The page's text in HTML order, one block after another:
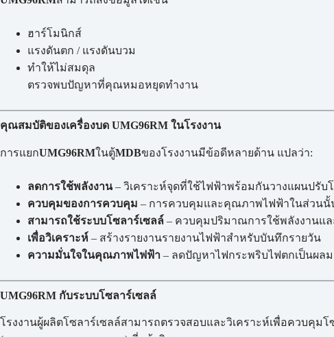
ฮาร์โมนิกส์
แรงดันตก / แรงดันบวม
ทำให้ไม่สมดุล
ตรวจพบปัญหาที่คุณหมอหยุดทำงาน
คุณสมบัติของเครื่องบด UMG96RM ในโรงงาน
การแยกUMG96RMในตู้MDBของโรงงานมีข้อดีหลายด้าน แปลว่า:
ลดการใช้พลังงาน– วิเคราะห์จุดที่ใช้ไฟฟ้าพร้อมกันวางแผนปรับ
ควบคุมของการควบคุม – การควบคุมและคุณภาพไฟฟ้าในส่วนนั้
สามารถใช้ระบบโซลาร์เซลล์ – ควบคุมปริมาณการใช้พลังงานแ
เพื่อวิเคราะห์ – สร้างรายงานรายงานไฟฟ้าสำหรับบันทึกรายวัน
ความมั่นใจในคุณภาพไฟฟ้า – ลดปัญหาไฟกระพริบไฟตกเป็นผล
UMG96RM กับระบบโซลาร์เซลล์
โรงงานผู้ผลิตโซลาร์เซลล์สามารถตรวจสอบและวิเคราะห์เพื่อควบคุม